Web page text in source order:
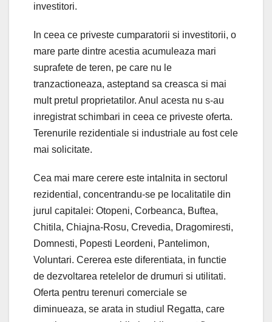
investitori.
In ceea ce priveste cumparatorii si investitorii, o
mare parte dintre acestia acumuleaza mari
suprafete de teren, pe care nu le
tranzactioneaza, asteptand sa creasca si mai
mult pretul proprietatilor. Anul acesta nu s-au
inregistrat schimbari in ceea ce priveste oferta.
Terenurile rezidentiale si industriale au fost cele
mai solicitate.
Cea mai mare cerere este intalnita in sectorul
rezidential, concentrandu-se pe localitatile din
jurul capitalei: Otopeni, Corbeanca, Buftea,
Chitila, Chiajna-Rosu, Crevedia, Dragomiresti,
Domnesti, Popesti Leordeni, Pantelimon,
Voluntari. Cererea este diferentiata, in functie
de dezvoltarea retelelor de drumuri si utilitati.
Oferta pentru terenuri comerciale se
diminueaza, se arata in studiul Regatta, care